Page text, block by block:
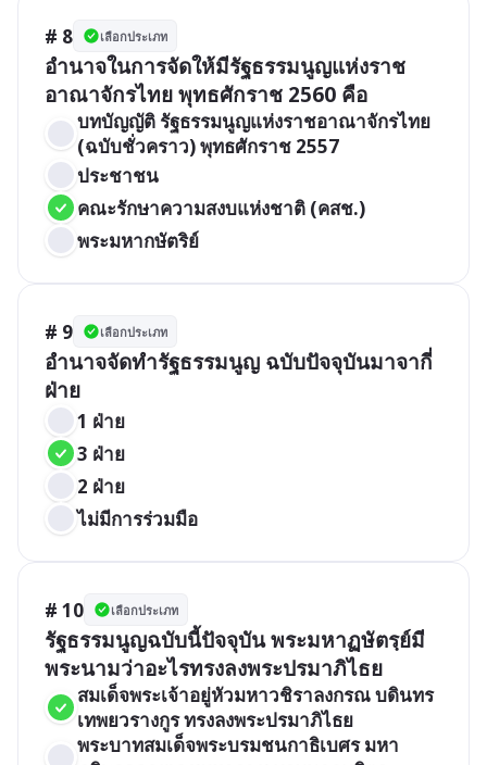
# 8 เลือกประเภท
อำนาจในการจัดให้มีรัฐธรรมนูญแห่งราช
อาณาจักรไทย พุทธศักราช 2560 คือ
บทบัญญัติ รัฐธรรมนูญแห่งราชอาณาจักรไทย
(ฉบับชั่วคราว) พุทธศักราช 2557
ประชาชน
คณะรักษาความสงบแห่งชาติ (คสช.)
พระมหากษัตริย์
# 9 เลือกประเภท
อำนาจจัดทำรัฐธรรมนูญ ฉบับปัจจุบันมาจากี่
ฝ่าย
1 ฝ่าย
3 ฝ่าย
2 ฝ่าย
ไม่มีการร่วมมือ
# 10 เลือกประเภท
รัฐธรรมนูญฉบับนี้ปัจจุบัน พระมหาฏษัตรฺย์มี
พระนามว่าอะไรทรงลงพระปรมาภิไธย
สมเด็จพระเจ้าอยู่หัวมหาวชิราลงกรณ บดินทร
เทพยวรางกูร ทรงลงพระปรมาภิไธย
พระบาทสมเด็จพระบรมชนกาธิเบศร มหา